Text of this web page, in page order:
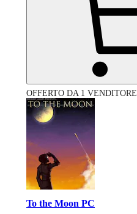
OFFERTO DA 1 VENDITORE
To the Moon PC